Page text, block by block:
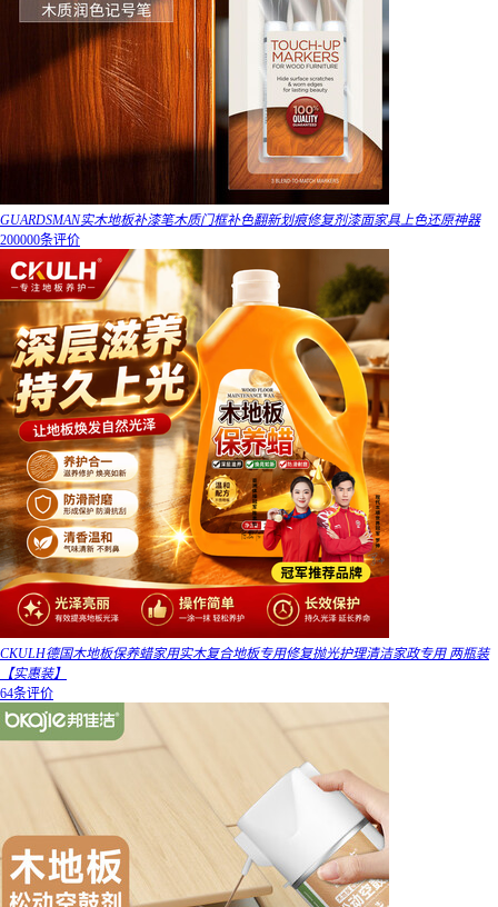
GUARDSMAN实木地板补漆笔木质门框补色翻新划痕修复剂漆面家具上色还原神器
200000条评价
CKULH德国木地板保养蜡家用实木复合地板专用修复抛光护理清洁家政专用 两瓶装
【实惠装】
64条评价